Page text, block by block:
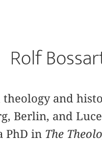
Rolf
theology and
Berlin, and
PhD in The